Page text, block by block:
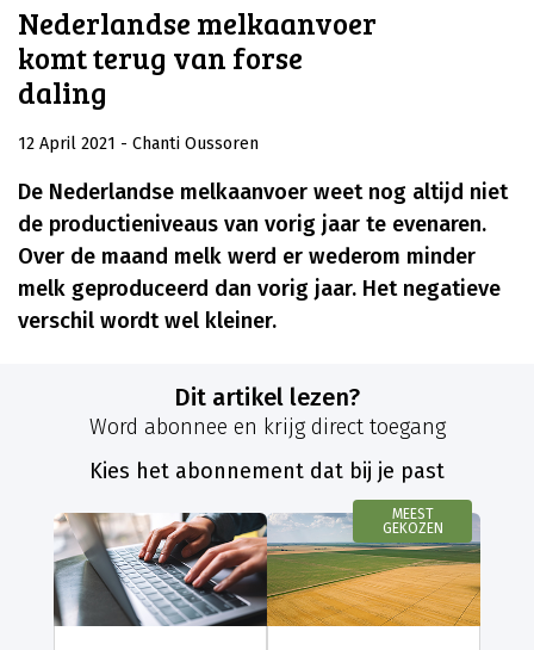
Nederlandse melkaanvoer
komt terug van forse
daling
12 April 2021 - Chanti Oussoren
De Nederlandse melkaanvoer weet nog altijd niet
de productieniveaus van vorig jaar te evenaren.
Over de maand melk werd er wederom minder
melk geproduceerd dan vorig jaar. Het negatieve
verschil wordt wel kleiner.
Dit artikel lezen?
Word abonnee en krijg direct toegang
Kies het abonnement dat bij je past
MEEST
GEKOZEN